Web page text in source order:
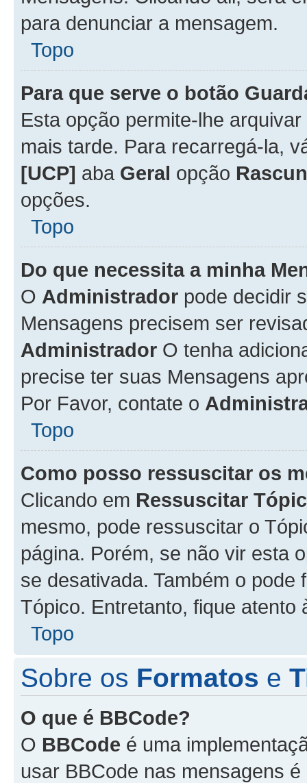
para denunciar a mensagem.
Topo
Para que serve o botão
Esta opção permite-lhe
mais tarde. Para recarregá-la,
[UCP] aba Geral opção
opções.
Topo
Do que necessita a minha
O Administrador pode decidir
Mensagens precisem ser
Administrador O tenha
precise ter suas Mensagens
Por Favor, contate o
Topo
Como posso ressuscitar os
Clicando em Ressuscitar
mesmo, pode ressuscitar o
página. Porém, se não vir esta
se desativada. Também o
Tópico. Entretanto, fique atento
Topo
Sobre os Formatos e
O que é BBCode?
O BBCode é uma
usar BBCode nas mensagens